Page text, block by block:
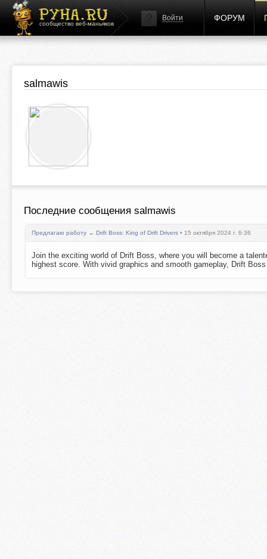
сообщество веб-маньяков
Войти ФОРУМ
salmawis
Последние сообщения salmawis
Предлагаю работу → Drift Boss: King of Drift Drivers • 15 октября 2024 г. 6:36
Join the exciting world of Drift Boss, where you will become a
highest score. With vivid graphics and smooth gameplay, Drift